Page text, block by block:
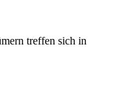
treffen sich in